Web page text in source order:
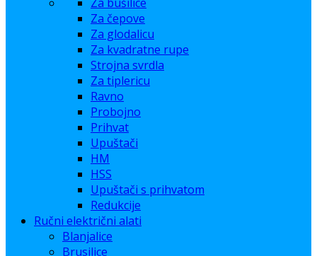
Za čepove
Za glodalicu
Za kvadratne rupe
Strojna svrdla
Za tiplericu
Ravno
Probojno
Prihvat
Upuštači
HM
HSS
Upuštači s prihvatom
Redukcije
Ručni električni alati
Blanjalice
Brusilice